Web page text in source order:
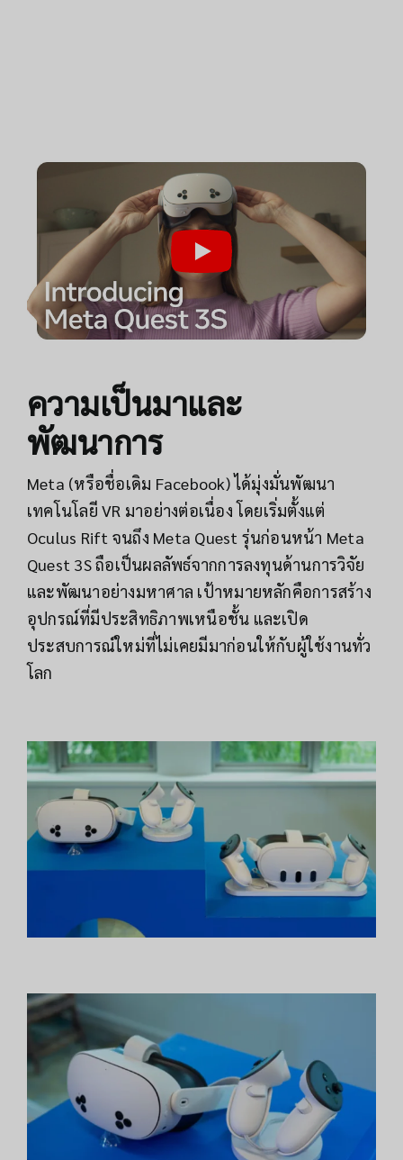
ความเป็นมาและ
พัฒนาการ
Meta (หรือชื่อเดิม Facebook) ได้มุ่งมั่นพัฒนา
เทคโนโลยี VR มาอย่างต่อเนื่อง โดยเริ่มตั้งแต่
Oculus Rift จนถึง Meta Quest รุ่นก่อนหน้า Meta
Quest 3S ถือเป็นผลลัพธ์จากการลงทุนด้านการวิจัย
และพัฒนาอย่างมหาศาล เป้าหมายหลักคือการสร้าง
อุปกรณ์ที่มีประสิทธิภาพเหนือชั้น และเปิด
ประสบการณ์ใหม่ที่ไม่เคยมีมาก่อนให้กับผู้ใช้งานทั่ว
โลก